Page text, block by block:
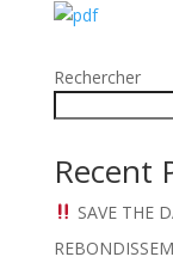
Rechercher
Recent
SAVE THE